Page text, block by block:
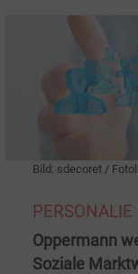
Bild: sdecoret /
PERSONALIE
Oppermann
Soziale